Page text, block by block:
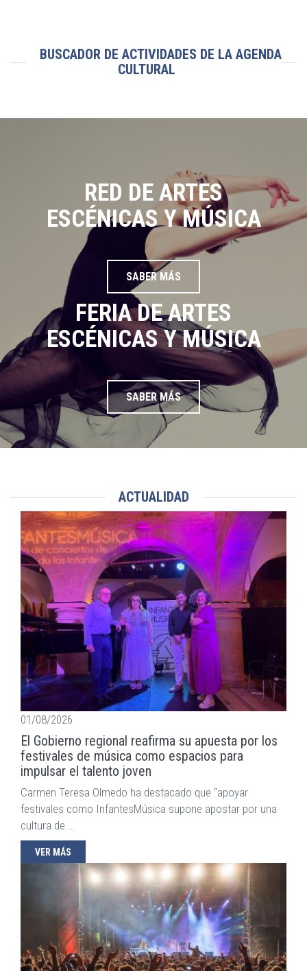
BUSCADOR DE ACTIVIDADES DE LA AGENDA
CULTURAL
RED DE ARTES
ESCÉNICAS Y MÚSICA
SABER MÁS
FERIA DE ARTES
ESCÉNICAS Y MÚSICA
SABER MÁS
ACTUALIDAD
01/08/2026
El Gobierno regional reafirma su apuesta por los
festivales de música como espacios para
impulsar el talento joven
Carmen Teresa Olmedo ha destacado que “apoyar
festivales como InfantesMúsica supone apostar por una
cultura de...
VER MÁS